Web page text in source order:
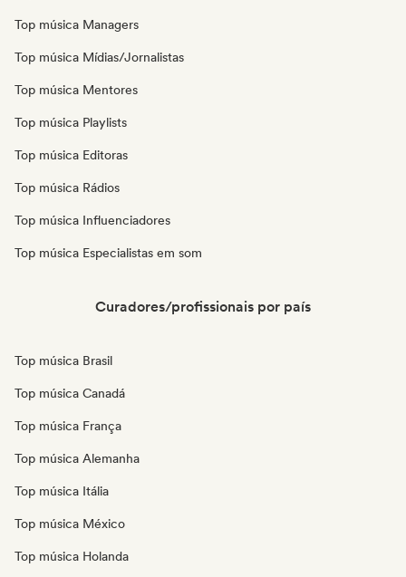
Top música Managers
Top música Mídias/Jornalistas
Top música Mentores
Top música Playlists
Top música Editoras
Top música Rádios
Top música Influenciadores
Top música Especialistas em som
Curadores/profissionais por país
Top música Brasil
Top música Canadá
Top música França
Top música Alemanha
Top música Itália
Top música México
Top música Holanda